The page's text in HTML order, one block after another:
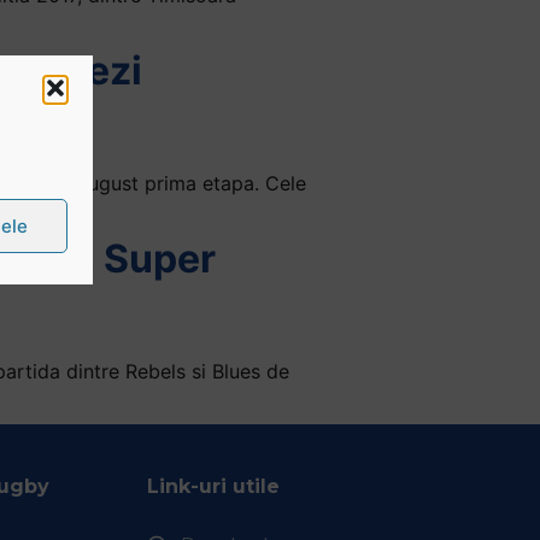
Vezi
5-6 august prima etapa. Cele
Super
dintre Rebels si Blues de
Link-uri utile